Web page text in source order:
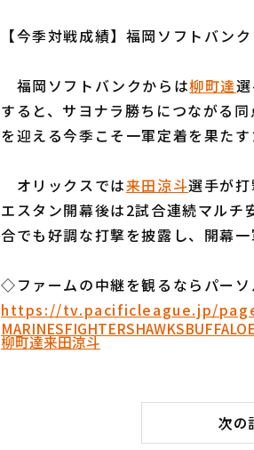
【今季対戦成績】福岡ソフトバン
福岡ソフトバンクからは柳町達
すると、サヨナラ勝ちにつながる
を迎える今季こそ一軍定着を果た
オリックスでは来田涼斗選手が
エスタン開幕後は2試合連続マル
合でも好調な打撃を披露し、開幕一
◇ファームの中継を観るならパー
https://tv.pacificleague.jp/
MARINESFIGHTERSHAWKS
柳町達来田涼斗
次の